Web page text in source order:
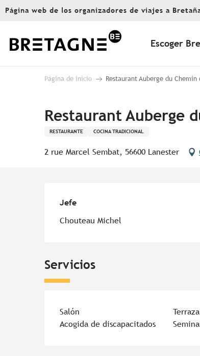
Aller
principal
Página web de los organizadores de viajes a
Escoger
Página de inicio Restaurant Auberge du Chemin
Restaurant Auberge
RESTAURANTE COCINA TRADICIONAL
2 rue Marcel Sembat, 56600 Lanester
Jefe
Jefe
Chouteau Michel
Servicios
Salón Terraza
Acogida de discapacitados